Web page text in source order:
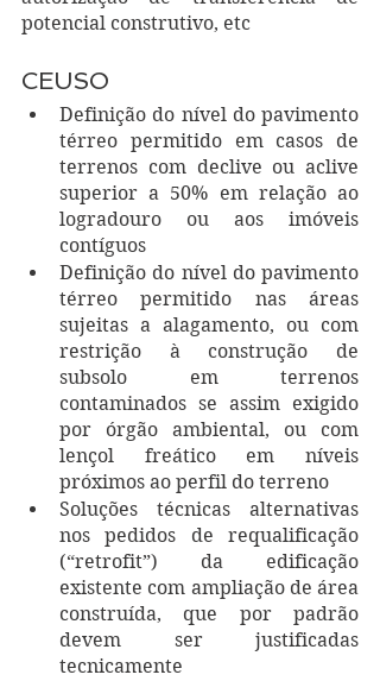
potencial construtivo, etc
CEUSO
Definição do nível do pavimento
térreo permitido em casos de
terrenos com declive ou aclive
superior a 50% em relação ao
logradouro ou aos imóveis
contíguos
Definição do nível do pavimento
térreo permitido nas áreas
sujeitas a alagamento, ou com
restrição à construção de
subsolo em terrenos
contaminados se assim exigido
por órgão ambiental, ou com
lençol freático em níveis
próximos ao perfil do terreno
Soluções técnicas alternativas
nos pedidos de requalificação
(“retrofit”) da edificação
existente com ampliação de área
construída, que por padrão
devem ser justificadas
tecnicamente